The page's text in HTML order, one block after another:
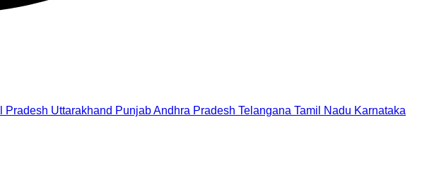
Pradesh Uttarakhand PunjabAndhra Pradesh Telangana Tamil Nadu Karnataka